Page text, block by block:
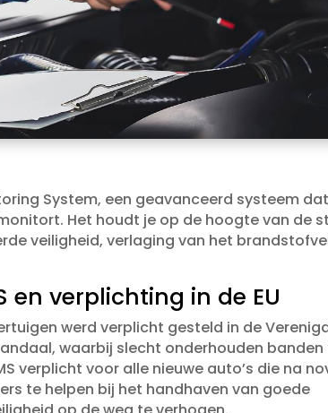
System, een geavanceerd systeem
Het houdt je op de hoogte van de
veiligheid, verlaging van het
en verplichting in de EU
werd verplicht gesteld in de
waarbij slecht onderhouden
verplicht voor alle nieuwe auto’s die na
te helpen bij het handhaven van goede